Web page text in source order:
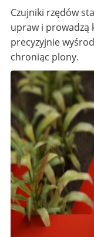
Czujniki rzędów
upraw i prowadzą
precyzyjnie
chroniąc plony.